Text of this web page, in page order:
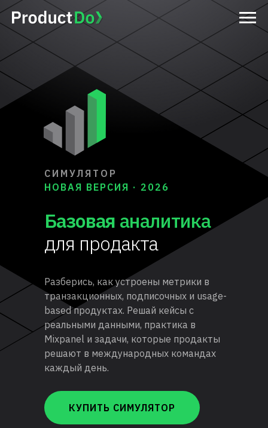
Разберись, как устроены метрики в
транзакционных, подписочных и usage-
based продуктах. Решай кейсы с
реальными данными, практика в
Mixpanel и задачи, которые продакты
решают в международных командах
каждый день.
Базовая аналитика
для продакта
СИМУЛЯТОР
НОВАЯ ВЕРСИЯ · 2026
КУПИТЬ СИМУЛЯТОР